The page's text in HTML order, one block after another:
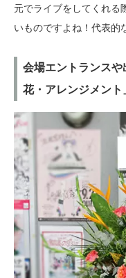
元でライブをしてくれる
いものですよね！代表的
会場エントランス
花・アレンジメント